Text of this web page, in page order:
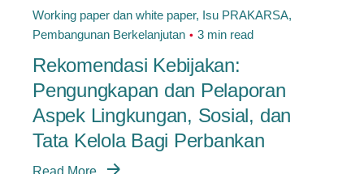
Working paper dan white paper Isu PRAKARSA
Pembangunan Berkelanjutan
3 min read
Rekomendasi Kebijakan:
Pengungkapan dan Pelaporan
Aspek Lingkungan, Sosial, dan
Tata Kelola Bagi Perbankan
Read More